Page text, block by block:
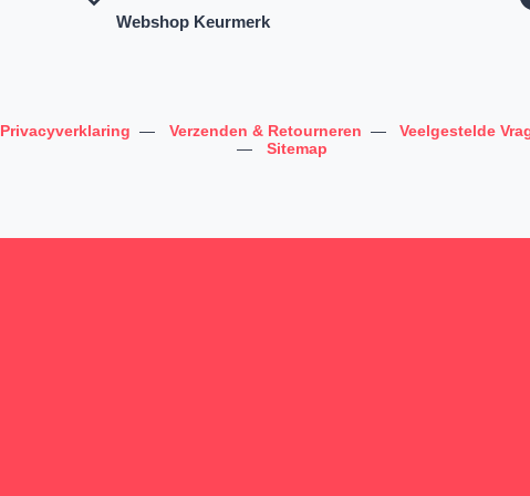
Webshop Keurmerk
Privacyverklaring — Verzenden & Retourneren — Veelgestelde
—
Sitemap